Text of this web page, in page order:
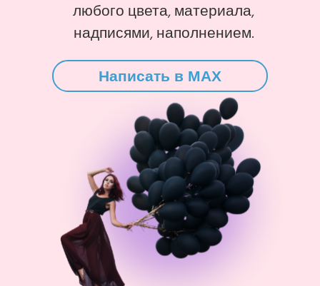
любого цвета, материала,
надписями, наполнением.
Написать в MAX